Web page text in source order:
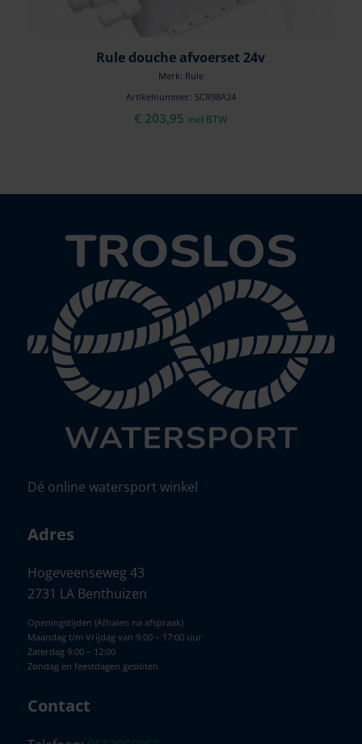
Rule douche afvoerset 24v
Merk: Rule
Artikelnummer: SCR98A24
€ 203,95 incl BTW
Dé online watersport winkel
Adres
Hogeveenseweg 43
2731 LA Benthuizen
Openingstijden (Afhalen na afspraak)
Maandag t/m Vrijdag van 9:00 – 17:00 uur
Zaterdag 9:00 – 12:00
Zondag en feestdagen gesloten
Contact